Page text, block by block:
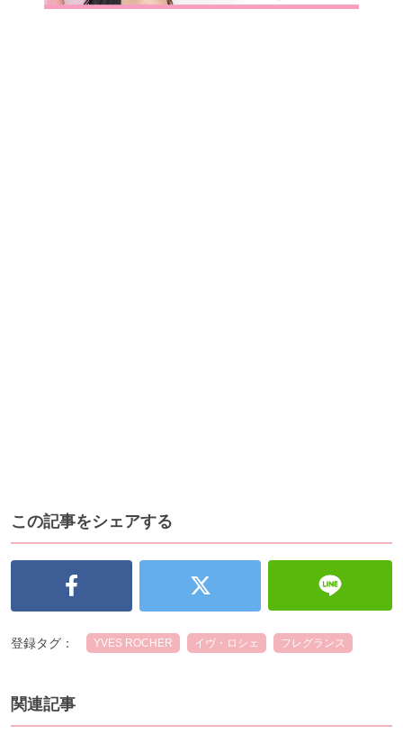
この記事をシェアする
登録タグ： YVES ROCHER イヴ・ロシェ フレグランス
関連記事